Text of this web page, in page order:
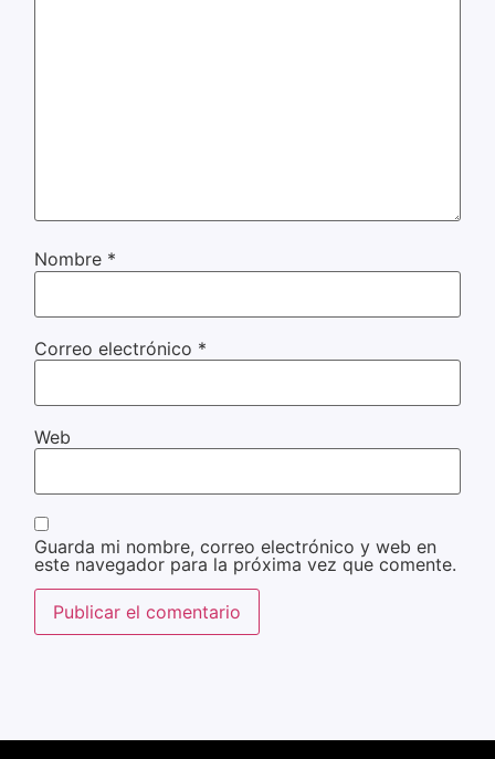
Nombre *
Correo electrónico *
Web
Guarda mi nombre, correo electrónico y web en
este navegador para la próxima vez que comente.